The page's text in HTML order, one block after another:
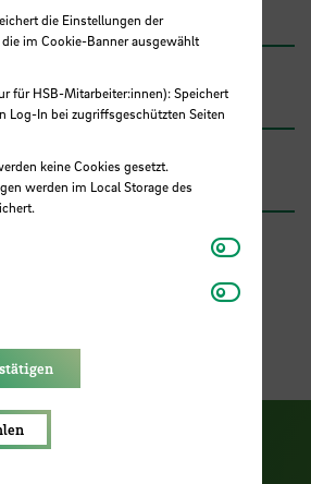
Zu unserer Facebook
die Einstellungen der
im Cookie-Banner ausgewählt
für HSB-Mitarbeiter:innen): Speichert
Log-In bei zugriffsgeschützten Seiten
keine Cookies gesetzt.
werden im Local Storage des
Matomo
Youtube